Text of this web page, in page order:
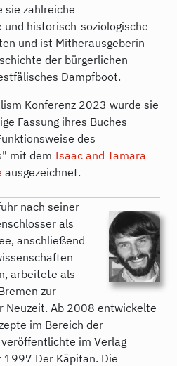
sie zahlreiche
historisch-soziologische
und ist Mitherausgeberin
der bürgerlichen
Dampfboot.
Konferenz 2023 wurde sie
Fassung ihres Buches
des
mit dem Isaac and Tamara
ausgezeichnet.
nach seiner
als
anschließend
arbeitete als
zur
Neuzeit. Ab 2008 entwickelte
im Bereich der
im Verlag
Der Käpitan. Die